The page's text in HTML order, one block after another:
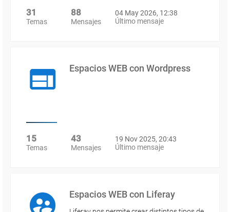
31
Temas
88
Mensajes
04 May 2026, 12:38
Último mensaje
Espacios WEB con Wordpress
15
Temas
43
Mensajes
19 Nov 2025, 20:43
Último mensaje
Espacios WEB con Liferay